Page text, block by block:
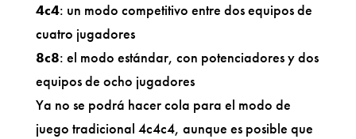
4c4: un modo competitivo entre dos equipos de
cuatro jugadores
8c8: el modo estándar, con potenciadores y dos
equipos de ocho jugadores
Ya no se podrá hacer cola para el modo de
juego tradicional 4c4c4, aunque es posible que